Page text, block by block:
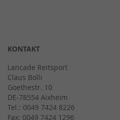
KONTAKT
Lancade Reitsport
Claus Bolli
Goethestr. 10
DE-78554 Aixheim
Tel.: 0049 7424 8226
Fax: 0049 7424 1296